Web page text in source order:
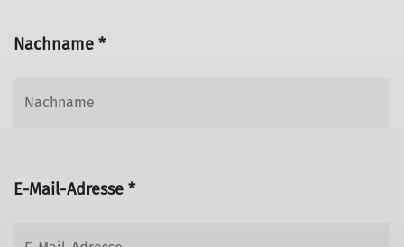
Nachname *
E-Mail-Adresse *